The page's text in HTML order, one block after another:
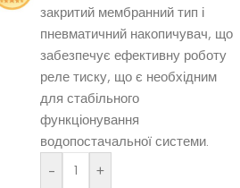
закритий мембранний тип і
пневматичний накопичувач, що
забезпечує ефективну роботу
реле тиску, що є необхідним
для стабільного
функціонування
водопостачальної системи.
-
+